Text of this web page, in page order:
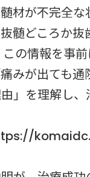
材が不完全
髄どころか抜
の情報を事
みが出ても
」を理解し